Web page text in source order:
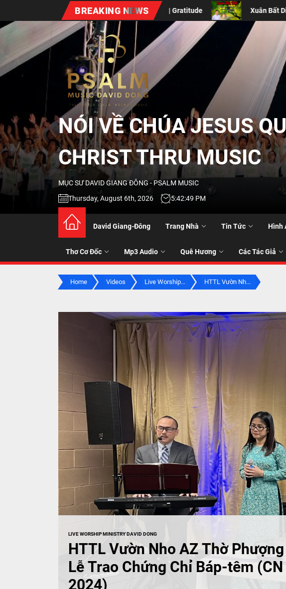
the
BREAKING NEWS
Biết Ơn Chúa | Gratitude Xuân Bất Diệt (Vol #7) Định
NÓI
VỀ
CHÚA
JESUS
QUA
ÂM
NHẠC
-
TALK
ABOUT
JESUS
CHRIST
THRU
MUSIC
NÓI VỀ CHÚA JESUS
CHRIST THRU MUSIC
MỤC SƯ DAVID GIANG ĐÔNG - PSALM MUSIC
Thursday, August 6th, 2026
5:42:50 PM
David Giang-Đông Trang Nhà Tin Tức Hình
Thơ Cơ Đốc Mp3 Audio Quê Hương Các Tác Giả
Home Videos Live Worship... HTTL Vườn Nh...
LIVE WORSHIP MINISTRY DAVID DONG
HTTL Vườn Nho AZ Thờ
Lễ Trao Chứng Chỉ Báp-têm
2024)